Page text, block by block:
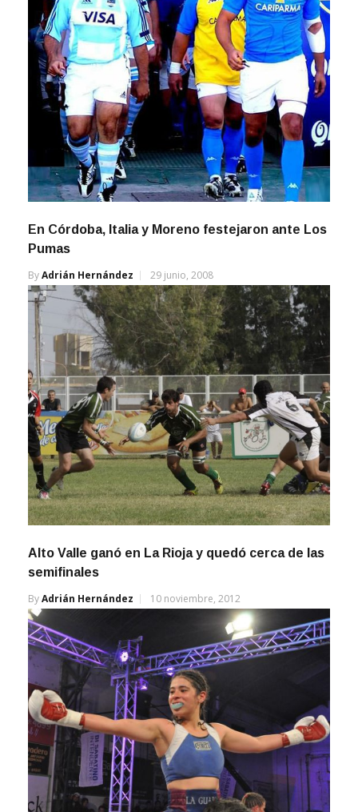
En Córdoba, Italia y Moreno festejaron ante Los
Pumas
ByAdrián Hernández 29 junio, 2008
Alto Valle ganó en La Rioja y quedó cerca de las
semifinales
ByAdrián Hernández 10 noviembre, 2012